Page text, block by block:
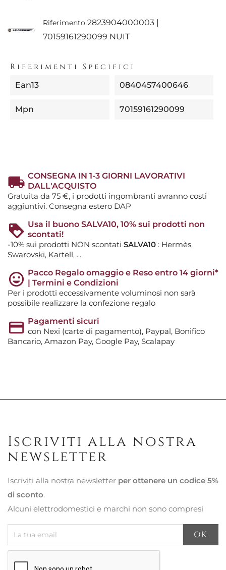
Riferimento 2823904000003 |
70159161290099 NUIT
Riferimenti Specifici
Ean13 0840457400646
Mpn 70159161290099
CONSEGNA IN 1-3 GIORNI LAVORATIVI
DALL'ACQUISTO
Gratuita da 75 €, i prodotti ingombranti avranno costi
aggiuntivi. Consegna estero DAP
Usa il buono SALVA10, 10% sui prodotti non
scontati!
-10% sui prodotti NON scontati SALVA10 : Hermès,
Swarovski, Kartell, ...
Pacco Regalo omaggio e Reso entro 14 giorni*
| Termini e Condizioni
Per i prodotti eccessivamente voluminosi non sarà
possibile realizzare la confezione regalo
Pagamenti sicuri
con Nexi (carte di pagamento), Paypal, Bonifico
Bancario, Amazon Pay, Google Pay, Scalapay
Iscriviti alla nostra
newsletter
Iscriviti alla nostra newsletter per ottenere un codice 5%
di sconto.
Alcuni elettrodomestici e marchi non sono compresi